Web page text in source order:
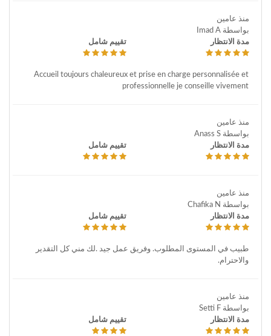
منذ عامين
بواسطة Imad A
مدة الانتظار
تقييم شامل
Accueil toujours chaleureux et prise en charge personnalisée et
professionnelle je conseille vivement
منذ عامين
بواسطة Anass S
مدة الانتظار
تقييم شامل
منذ عامين
بواسطة Chafika N
مدة الانتظار
تقييم شامل
طبيب في المستوى المطلوب. وفريق عمل جيد .لك مني كل التقدير
والاحترام.
منذ عامين
بواسطة Setti F
مدة الانتظار
تقييم شامل